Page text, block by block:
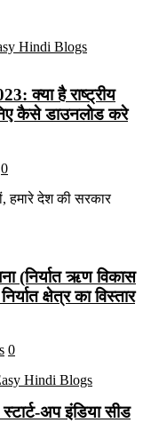
क्या है राष्ट्रीय
कैसे डाउनलोड करे
0
हमारे देश की सरकार
(निर्यात ऋण विकास
क्षेत्र का विस्तार
0
अप इंडिया सीड